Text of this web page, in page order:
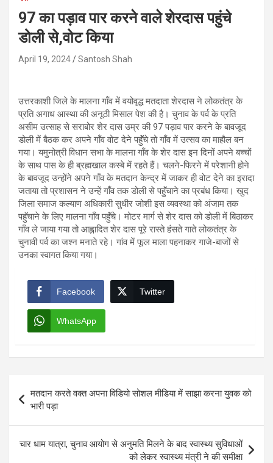
97 का पड़ाव पार करने वाले शेरदास पहुंचे
डोली से,वोट किया
April 19, 2024 Santosh Shah
उत्तरकाशी जिले के मालना गॉंव में वयोवृद्ध मतदाता शेरदास ने लोकतंत्र के
प्रति अगाध आस्था की अनूठी मिसाल पेश की है। चुनाव के पर्व के प्रति
असीम उत्साह से सराबोर शेर दास उम्र की 97 पड़ाव पार करने के बावजूद
डोली में बैठक कर अपने गॉंव वोट देने पहॅॅुंचे तो गॉंव में उत्सव का माहौल बन
गया। यमुनोत्री विधान सभा के मालना गॉंव के शेर दास इन दिनों अपने बच्चों
के साथ पास के ही ब्रह्मखाल कस्बे में रहते हैं। चलने-फिरने में परेशानी होने
के बावजूद उन्होंने अपने गॉंव के मतदान केन्द्र में जाकर ही वोट देने का इरादा
जताया तो प्रशासन ने उन्हें गॉंव तक डोली से पहॅुंचाने का प्रबंध किया। खुद
जिला समाज कल्याण अधिकारी सुधीर जोशी इस व्यवस्था को अंजाम तक
पहॅुचाने के लिए मालना गॉंव पहॅुंचे। मोटर मार्ग से शेर दास को डोली में बिठाकर
गॉंव ले जाया गया तो आह्लादित शेर दास पूरे रास्ते हंसते गाते लोकतंत्र के
चुनावी पर्व का जश्न मनाते रहे। गांव में फूल माला पहनाकर गाजे-बाजों से
उनका स्वागत किया गया।
Facebook Twitter
WhatsApp
navigation
मतदान करते वक्त अपना विडियो सोशल मीडिया में साझा करना युवक को
भारी पड़ा
चार धाम यात्रा, चुनाव आयोग से अनुमति मिलने के बाद स्वास्थ्य सुविधाओं
को लेकर स्वास्थ्य मंत्री ने की समीक्षा